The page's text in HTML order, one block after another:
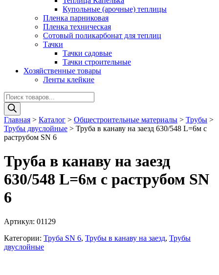
Купольные (арочные) теплицы
Пленка парниковая
Пленка техническая
Сотовый поликарбонат для теплиц
Тачки
Тачки садовые
Тачки строительные
Хозяйственные товары
Ленты клейкие
Поиск
товаров
Главная > Каталог > Общестроительные материалы > Трубы >
Трубы двуслойные > Труба в канаву на заезд 630/548 L=6м с
раструбом SN 6
Труба в канаву на заезд
630/548 L=6м с раструбом SN
6
Артикул: 01129
Категории: Труба SN 6, Трубы в канаву на заезд, Трубы
двуслойные